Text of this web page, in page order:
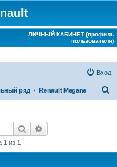
ЛИЧНЫЙ КАБИНЕТ (профиль
пользователя)
Вход
ряд Renault Megane
Поиск
1 из 1